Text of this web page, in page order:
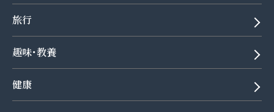
旅行
趣味･教養
健康